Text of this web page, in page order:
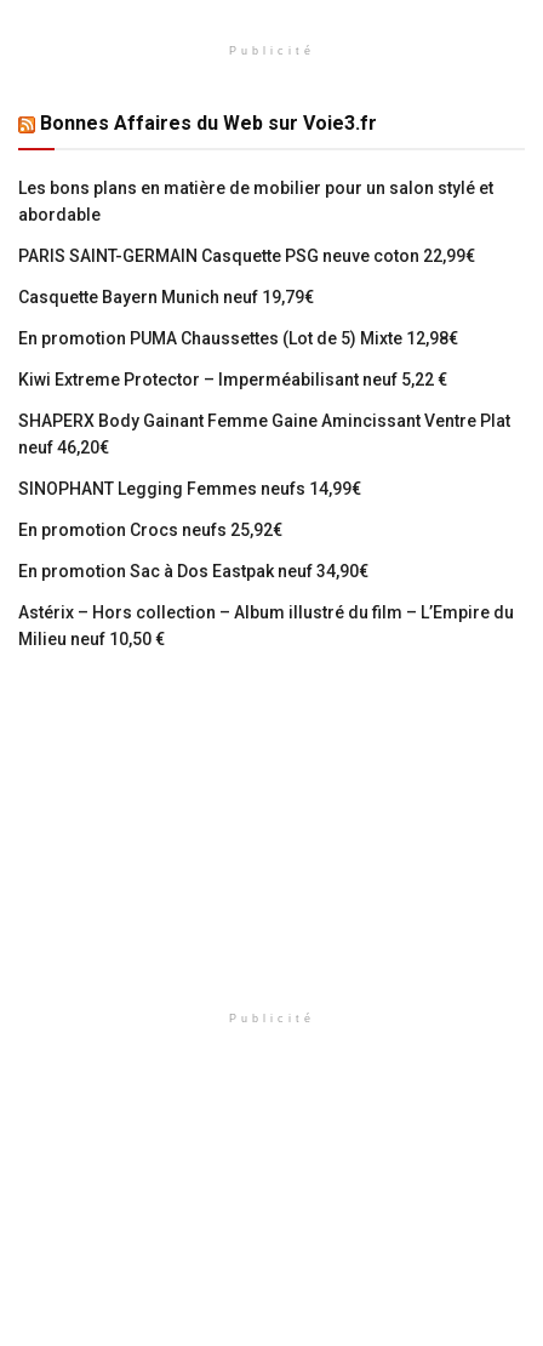
Publicité
Bonnes Affaires du Web sur Voie3.fr
Les bons plans en matière de mobilier pour un salon stylé et
abordable
PARIS SAINT-GERMAIN Casquette PSG neuve coton 22,99€
Casquette Bayern Munich neuf 19,79€
En promotion PUMA Chaussettes (Lot de 5) Mixte 12,98€
Kiwi Extreme Protector – Imperméabilisant neuf 5,22 €
SHAPERX Body Gainant Femme Gaine Amincissant Ventre Plat
neuf 46,20€
SINOPHANT Legging Femmes neufs 14,99€
En promotion Crocs neufs 25,92€
En promotion Sac à Dos Eastpak neuf 34,90€
Astérix – Hors collection – Album illustré du film – L’Empire du
Milieu neuf 10,50 €
Publicité